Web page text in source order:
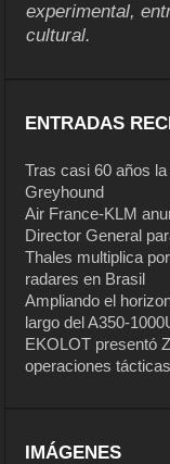
experimental,
cultural.
ENTRADAS
Tras casi 60 años
Greyhound
Air France-KLM
Director General
Thales multiplica
radares en Brasil
Ampliando el
largo del A350-
EKOLOT presentó
operaciones
IMÁGENES